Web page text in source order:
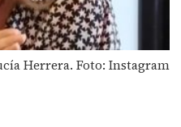
Herrera. Foto: Instagram